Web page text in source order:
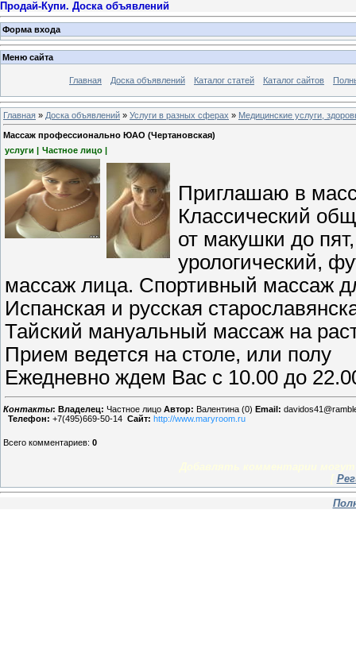
Продай-Купи. Доска объявлений
Форма входа
Меню сайта
Главная Доска объявлений Каталог статей Каталог сайтов
Главная » Доска объявлений » Услуги в разных сферах » Медицинские услуги,
Массаж профессионально ЮАО (Чертановская)
услуги | Частное лицо |
Приглашаю в
Классический
от макушки до
урологический,
массаж лица. Спортивный массаж
Испанская и русская
Тайский мануальный массаж на
Прием ведется на столе, или полу
Ежедневно ждем Вас с 10.00 до
Контакты: Владелец: Частное лицо Автор: Валентина (0) Email:
Телефон: +7(495)669-50-14 Сайт: http://www.maryroom.ru
Всего комментариев: 0